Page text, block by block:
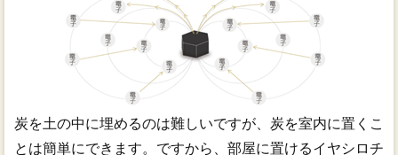
炭を土の中に埋めるのは難しいですが、炭を室内に置くこ
とは簡単にできます。ですから、部屋に置けるイヤシロチ